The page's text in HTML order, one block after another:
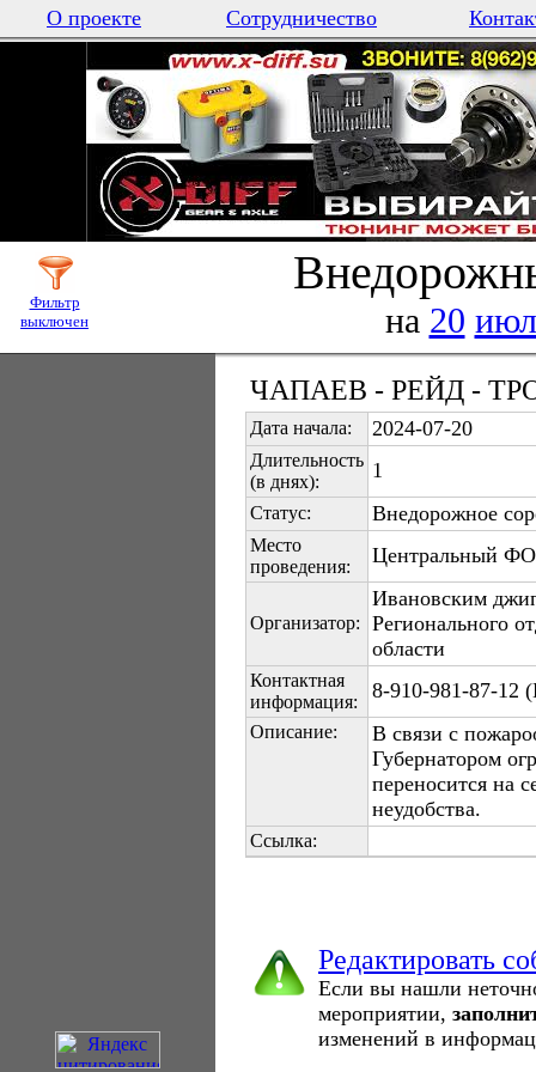
О проекте Сотрудничество
Фильтр
выключен
на 20
ЧАПАЕВ - РЕЙД -
Дата начала: 2024-07-20
Длительность
(в днях):
1
Статус: Внедорожное
Место
проведения:
Центральный ФО
Организатор:
Ивановским
Регионального
области
Контактная
информация:
8-910-981-87-12
Описание:
В связи с
Губернатором
переносится на
неудобства.
Ссылка:
Редактировать
Если вы нашли
мероприятии,
изменений в